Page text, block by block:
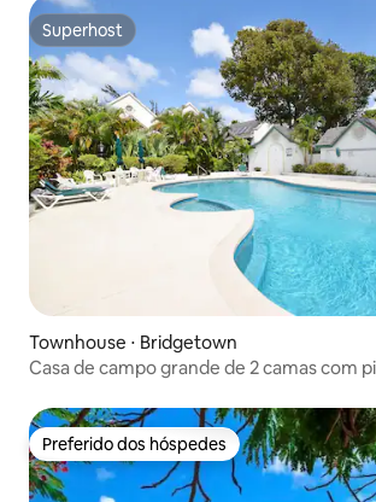
Superhost
Superhost
Townhouse ⋅ Bridgetown
Casa de campo grande de 2 camas com
Preferido dos hóspedes
Preferido dos hóspedes